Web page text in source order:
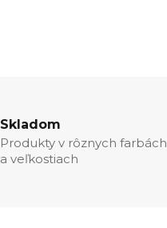
Skladom
Produkty v rôznych farbách
a veľkostiach